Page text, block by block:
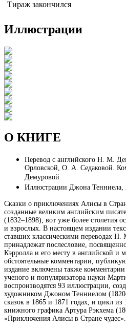
Тираж закончился
Иллюстрации
О КНИГЕ
Перевод с английского Н. М.
Орловской, О. А. Седаковой.
Демуровой
Иллюстрации Джона Тенниела,
Сказки о приключениях Алисы в
созданные великим английским
(1832–1898), вот уже более столетия
и взрослых. В настоящем издании
ставших классическими переводах
принадлежат послесловие,
Кэрролла и его месту в английской и
обстоятельные комментарии,
издание включены также комментарии
ученого и популяризатора науки
воспроизводятся 93 иллюстрации,
художником Джоном Тенниелом
сказок в 1865 и 1871 годах, и цикл
книжного графика Артура Рэкхема
«Приключения Алисы в Стране чудес».